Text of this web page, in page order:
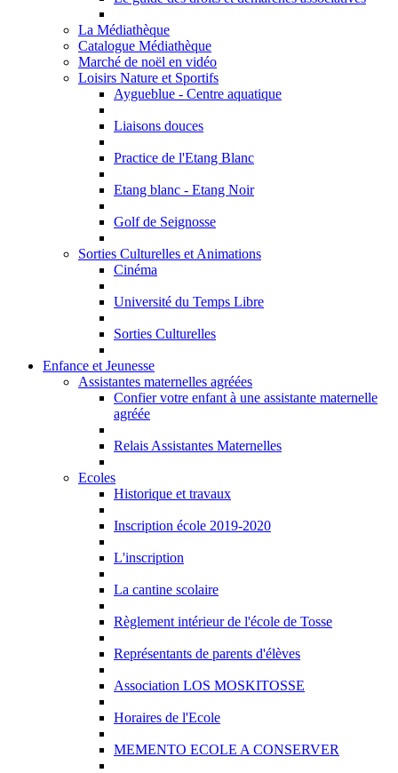
La Médiathèque
Catalogue Médiathèque
Marché de noël en vidéo
Loisirs Nature et Sportifs
Aygueblue - Centre aquatique
Liaisons douces
Practice de l'Etang Blanc
Etang blanc - Etang Noir
Golf de Seignosse
Sorties Culturelles et Animations
Cinéma
Université du Temps Libre
Sorties Culturelles
Enfance et Jeunesse
Assistantes maternelles agréées
Confier votre enfant à une assistante maternelle
agréée
Relais Assistantes Maternelles
Ecoles
Historique et travaux
Inscription école 2019-2020
L'inscription
La cantine scolaire
Règlement intérieur de l'école de Tosse
Représentants de parents d'élèves
Association LOS MOSKITOSSE
Horaires de l'Ecole
MEMENTO ECOLE A CONSERVER